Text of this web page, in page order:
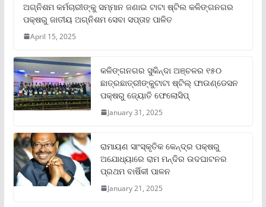
ଅଗ୍ନିଶମ କର୍ମଚାରୀଙ୍କୁ ସମ୍ମାନ ଜଣାଇ ଟାଟା ଷ୍ଟିଲ କଳିଙ୍ଗନଗର
ପକ୍ଷରୁ ଜାତୀୟ ଅଗ୍ନିଶମ ସେବା ସପ୍ତାହ ପାଳିତ
April 15, 2025
କଳିଙ୍ଗନଗର ସୁକିନ୍ଦା ଅଞ୍ଚଳର ୧୫୦
ଛାତ୍ରଛାତ୍ରୀଙ୍କୁଟାଟା ଷ୍ଟିଲ୍ ଫାଉଣ୍ଡେସନ
ପକ୍ଷରୁ ଜ୍ୟୋତି ଫେଲୋସିପ୍‌
January 31, 2025
ରାମାୟଣ ସାଂସ୍କୃତିକ କେନ୍ଦ୍ର ପକ୍ଷରୁ
ଅଯୋଧ୍ୟାରେ ରାମ ମନ୍ଦିର ଉଦଘାଟନର
ପ୍ରଥମ ବାର୍ଷିକୀ ପାଳନ
January 21, 2025